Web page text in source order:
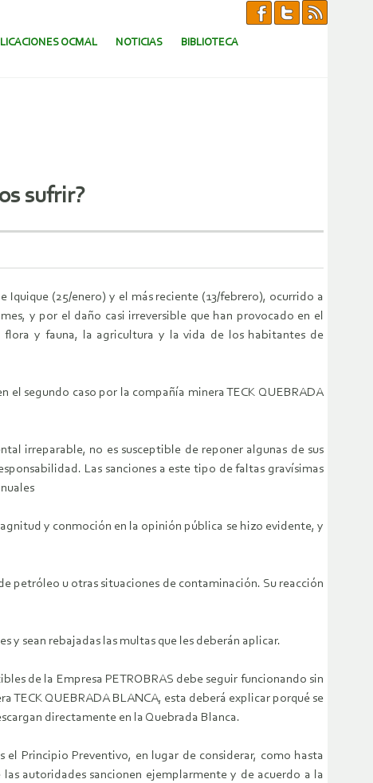
OCMAL NOTICIAS BIBLIOTECA
sufrir?
(25/enero) y el más reciente (13/febrero), ocurrido a
y por el daño casi irreversible que han provocado en el
flora y fauna, la agricultura y la vida de los habitantes de
el segundo caso por la compañía minera TECK QUEBRADA
irreparable, no es susceptible de reponer algunas de sus
Las sanciones a este tipo de faltas gravísimas
y conmoción en la opinión pública se hizo evidente, y
petróleo u otras situaciones de contaminación. Su reacción
y sean rebajadas las multas que les deberán aplicar.
de la Empresa PETROBRAS debe seguir funcionando sin
TECK QUEBRADA BLANCA, esta deberá explicar porqué se
directamente en la Quebrada Blanca.
el Principio Preventivo, en lugar de considerar, como hasta
autoridades sancionen ejemplarmente y de acuerdo a la